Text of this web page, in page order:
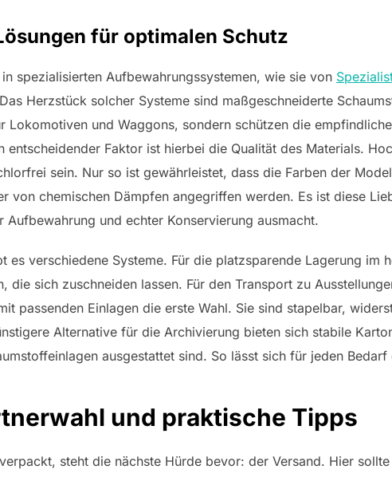
für optimalen Schutz
spezialisierten Aufbewahrungssystemen, wie sie von
Herzstück solcher Systeme sind maßgeschneiderte
Lokomotiven und Waggons, sondern schützen die
entscheidender Faktor ist hierbei die Qualität des Materials.
sein. Nur so ist gewährleistet, dass die Farben der
von chemischen Dämpfen angegriffen werden. Es ist diese
Aufbewahrung und echter Konservierung ausmacht.
es verschiedene Systeme. Für die platzsparende Lagerung im
die sich zuschneiden lassen. Für den Transport zu
passenden Einlagen die erste Wahl. Sie sind stapelbar,
Alternative für die Archivierung bieten sich stabile
ausgestattet sind. So lässt sich für jeden
und praktische Tipps
steht die nächste Hürde bevor: der Versand. Hier